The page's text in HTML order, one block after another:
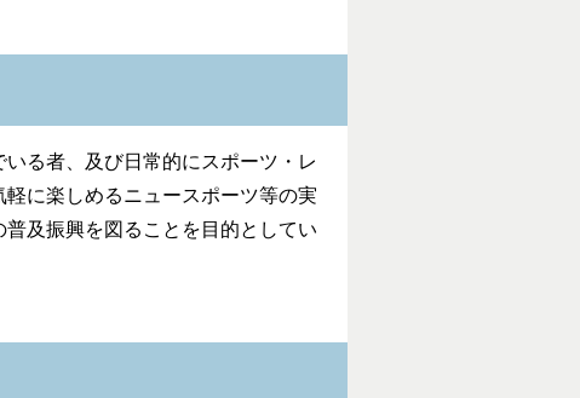
る者、及び日常的にスポーツ・レ
に楽しめるニュースポーツ等の実
及振興を図ることを目的としてい